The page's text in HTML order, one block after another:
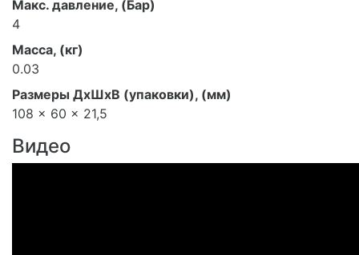
Макс. давление, (Бар)
4
Масса, (кг)
0.03
Размеры ДхШхВ (упаковки), (мм)
108 x 60 x 21,5
Видео